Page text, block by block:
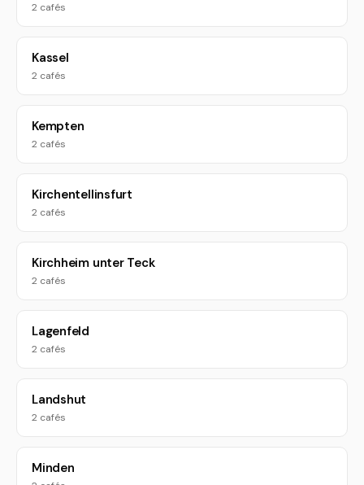
2 cafés
Kassel
2 cafés
Kempten
2 cafés
Kirchentellinsfurt
2 cafés
Kirchheim unter Teck
2 cafés
Lagenfeld
2 cafés
Landshut
2 cafés
Minden